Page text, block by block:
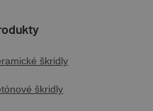
škridiel
škridly
škridly